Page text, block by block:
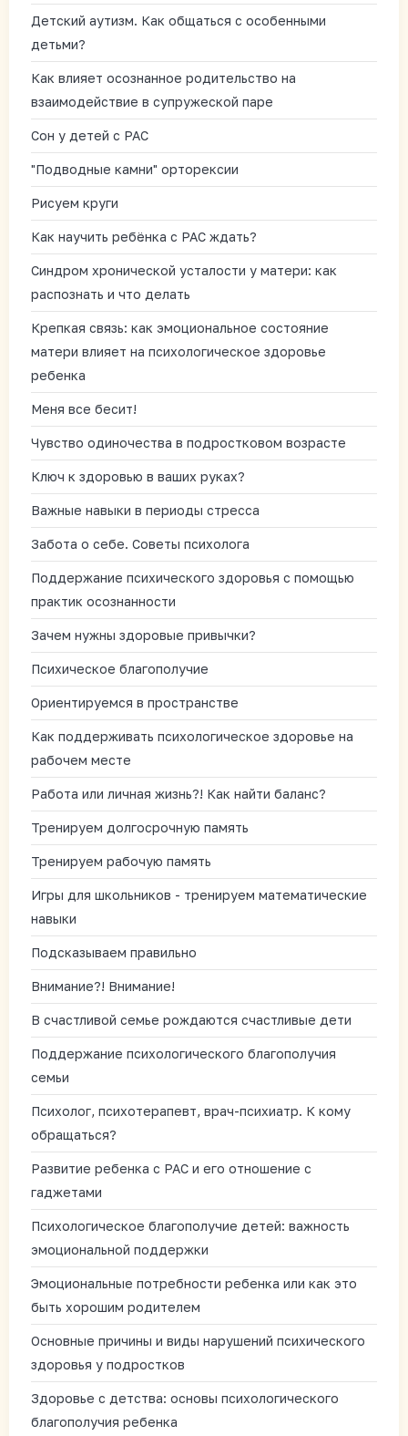
Детский аутизм. Как общаться с особенными
детьми?
Как влияет осознанное родительство на
взаимодействие в супружеской паре
Сон у детей с РАС
"Подводные камни" орторексии
Рисуем круги
Как научить ребёнка с РАС ждать?
Синдром хронической усталости у матери: как
распознать и что делать
Крепкая связь: как эмоциональное состояние
матери влияет на психологическое здоровье
ребенка
Меня все бесит!
Чувство одиночества в подростковом возрасте
Ключ к здоровью в ваших руках?
Важные навыки в периоды стресса
Забота о себе. Советы психолога
Поддержание психического здоровья с помощью
практик осознанности
Зачем нужны здоровые привычки?
Психическое благополучие
Ориентируемся в пространстве
Как поддерживать психологическое здоровье на
рабочем месте
Работа или личная жизнь?! Как найти баланс?
Тренируем долгосрочную память
Тренируем рабочую память
Игры для школьников - тренируем математические
навыки
Подсказываем правильно
Внимание?! Внимание!
В счастливой семье рождаются счастливые дети
Поддержание психологического благополучия
семьи
Психолог, психотерапевт, врач-психиатр. К кому
обращаться?
Развитие ребенка с РАС и его отношение с
гаджетами
Психологическое благополучие детей: важность
эмоциональной поддержки
Эмоциональные потребности ребенка или как это
быть хорошим родителем
Основные причины и виды нарушений психического
здоровья у подростков
Здоровье с детства: основы психологического
благополучия ребенка